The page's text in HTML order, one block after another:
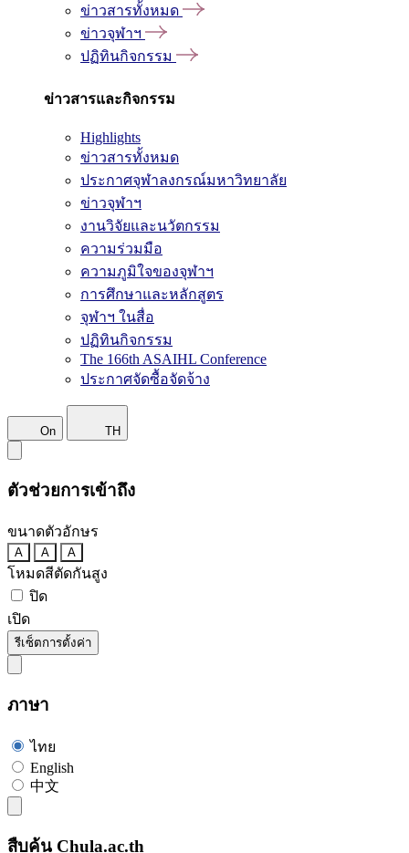
ข่าวสารทั้งหมด
ข่าวจุฬาฯ
ปฏิทินกิจกรรม
ข่าวสารและกิจกรรม
Highlights
ข่าวสารทั้งหมด
ประกาศจุฬาลงกรณ์มหาวิทยาลัย
ข่าวจุฬาฯ
งานวิจัยและนวัตกรรม
ความร่วมมือ
ความภูมิใจของจุฬาฯ
การศึกษาและหลักสูตร
จุฬาฯ ในสื่อ
ปฏิทินกิจกรรม
The 166th ASAIHL Conference
ประกาศจัดซื้อจัดจ้าง
On TH
ตัวช่วยการเข้าถึง
ขนาดตัวอักษร
A A A
โหมดสีตัดกันสูง
ปิด
เปิด
รีเซ็ตการตั้งค่า
ภาษา
ไทย
English
中文
สืบค้น Chula.ac.th